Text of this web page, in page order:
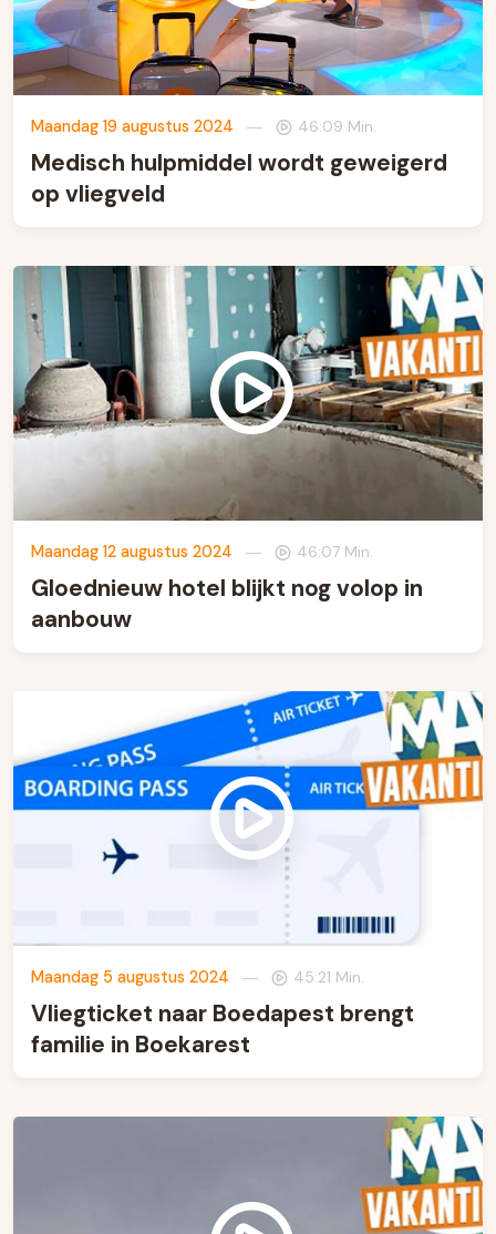
Maandag 19 augustus 2024 — 46:09 Min.
Medisch hulpmiddel wordt geweigerd
op vliegveld
Maandag 12 augustus 2024 — 46:07 Min.
Gloednieuw hotel blijkt nog volop in
aanbouw
Maandag 5 augustus 2024 — 45:21 Min.
Vliegticket naar Boedapest brengt
familie in Boekarest